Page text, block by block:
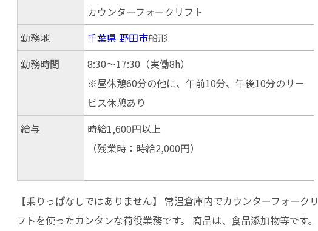
カウンターフォークリフト
勤務地
千葉県 野田市船形
勤務時間
8:30～17:30（実働8h）
※昼休憩60分の他に、午前10分、午後10分のサー
ビス休憩あり
給与
時給1,600円以上
（残業時：時給2,000円）
【乗りっぱなしではありません】 常温倉庫内でカウンターフォークリ
フトを使ったカンタンな荷役業務です。 商品は、食品添加物等です。